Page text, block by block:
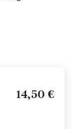
14,50 €